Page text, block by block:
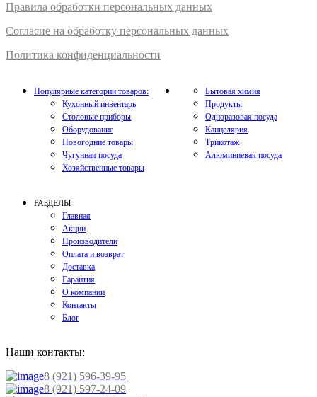
Правила обработки персональных данных
Согласие на обработку персональных данных
Политика конфиденциальности
Популярные категории товаров:
Кухонный инвентарь
Столовые приборы
Оборудование
Новогодние товары
Чугунная посуда
Хозяйственные товары
Бытовая химия
Продукты
Одноразовая посуда
Канцелярия
Трикотаж
Алюминиевая посуда
РАЗДЕЛЫ
Главная
Акции
Производители
Оплата и возврат
Доставка
Гарантия
О компании
Контакты
Блог
Наши контакты:
8 (921) 596-39-95
8 (921) 597-24-09